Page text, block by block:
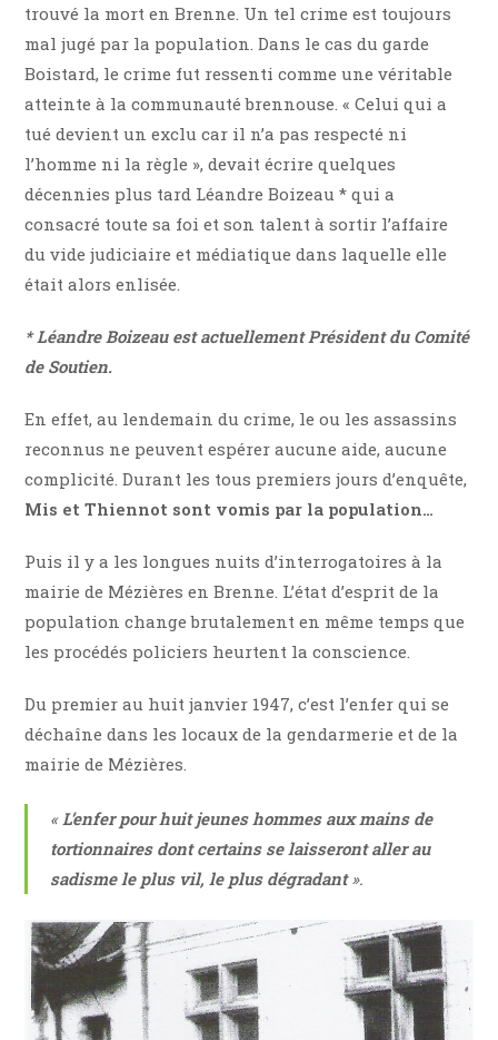
trouvé la mort en Brenne. Un tel crime est toujours
mal jugé par la population. Dans le cas du garde
Boistard, le crime fut ressenti comme une véritable
atteinte à la communauté brennouse. « Celui qui a
tué devient un exclu car il n’a pas respecté ni
l’homme ni la règle », devait écrire quelques
décennies plus tard Léandre Boizeau * qui a
consacré toute sa foi et son talent à sortir l’affaire
du vide judiciaire et médiatique dans laquelle elle
était alors enlisée.
* Léandre Boizeau est actuellement Président du Comité
de Soutien.
En effet, au lendemain du crime, le ou les assassins
reconnus ne peuvent espérer aucune aide, aucune
complicité. Durant les tous premiers jours d’enquête,
Mis et Thiennot sont vomis par la population…
Puis il y a les longues nuits d’interrogatoires à la
mairie de Mézières en Brenne. L’état d’esprit de la
population change brutalement en même temps que
les procédés policiers heurtent la conscience.
Du premier au huit janvier 1947, c’est l’enfer qui se
déchaîne dans les locaux de la gendarmerie et de la
mairie de Mézières.
«L’enfer pour huit jeunes hommes aux mains de
tortionnaires dont certains se laisseront aller au
sadisme le plus vil, le plus dégradant».